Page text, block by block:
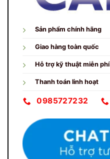
Sản phẩm chính hãng
Giao hàng toàn quốc
Hỗ trợ kỹ thuật miễn phí
Thanh toán linh hoạt
0985727232